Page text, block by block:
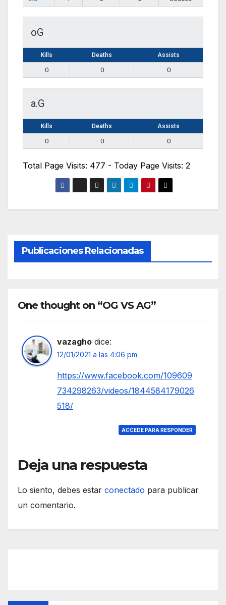
oG
Kills Deaths Assists
0 0 0
a.G
Kills Deaths Assists
0 0 0
Total Page Visits: 477 - Today Page Visits: 2
Publicaciones Relacionadas
One thought on “OG VS AG”
vazagho dice:
12/01/2021 a las 4:06 pm
https://www.facebook.com/109609
734298263/videos/1844584179026
518/
ACCEDE PARA RESPONDER
Deja una respuesta
Lo siento, debes estar conectado para publicar
un comentario.